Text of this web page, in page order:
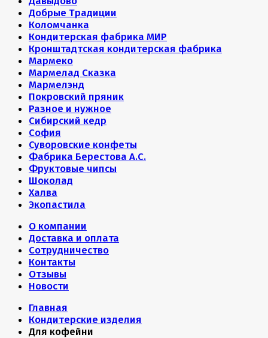
Добрые Традиции
Коломчанка
Кондитерская фабрика МИР
Кронштадтская кондитерская фабрика
Мармеко
Мармелад Сказка
Мармелэнд
Покровский пряник
Разное и нужное
Сибирский кедр
София
Суворовские конфеты
Фабрика Берестова А.С.
Фруктовые чипсы
Шоколад
Халва
Экопастила
О компании
Доставка и оплата
Сотрудничество
Контакты
Отзывы
Новости
Главная
Кондитерские изделия
Для кофейни